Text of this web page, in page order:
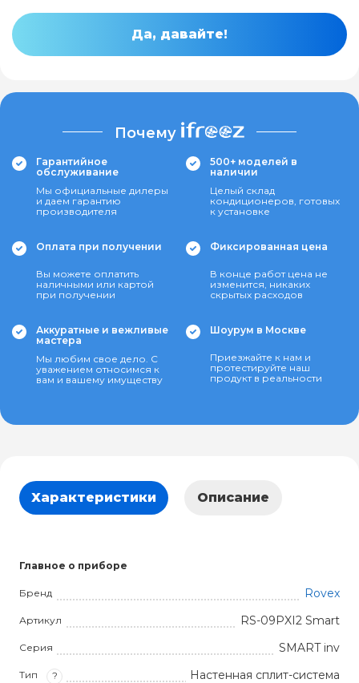
Да, давайте!
Почему
Гарантийное
обслуживание
Мы официальные дилеры
и даем гарантию
производителя
500+ моделей в
наличии
Целый склад
кондиционеров, готовых
к установке
Оплата при получении
Вы можете оплатить
наличными или картой
при получении
Фиксированная цена
В конце работ цена не
изменится, никаких
скрытых расходов
Аккуратные и вежливые
мастера
Мы любим свое дело. С
уважением относимся к
вам и вашему имуществу
Шоурум в Москве
Приезжайте к нам и
протестируйте наш
продукт в реальности
Характеристики Описание
Главное о приборе
Бренд Rovex
Артикул RS-09PXI2 Smart
Серия SMART inv
Тип ? Настенная сплит-система